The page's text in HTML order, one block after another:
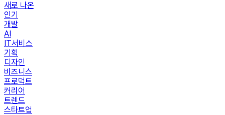
새로 나온
인기
개발
AI
IT서비스
기획
디자인
비즈니스
프로덕트
커리어
트렌드
스타트업